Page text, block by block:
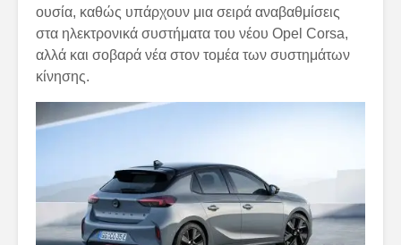
ουσία, καθώς υπάρχουν μια σειρά αναβαθμίσεις
στα ηλεκτρονικά συστήματα του νέου Opel Corsa,
αλλά και σοβαρά νέα στον τομέα των συστημάτων
κίνησης.